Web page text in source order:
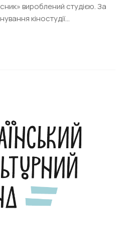
вироблений студією. За
кіностудії...